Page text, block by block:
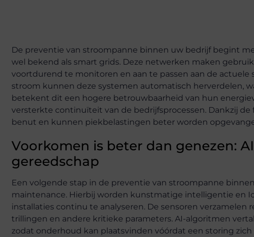
De preventie van stroompanne binnen uw bedrijf begint
wel bekend als smart grids. Deze netwerken maken
voortdurend te monitoren en aan te passen aan de
stroom kunnen deze systemen automatisch herverdelen,
betekent dit een hogere betrouwbaarheid van hun
versterkte continuïteit van de bedrijfsprocessen. Dankzij
benut en kunnen piekbelastingen beter worden
Voorkomen is beter dan genezen:
gereedschap
Een volgende stap in de preventie van stroompanne
maintenance. Hierbij worden kunstmatige intelligentie en
installaties continu te analyseren. De sensoren
trillingen en andere kritieke parameters. AI-algoritmen
zodat onderhoud kan plaatsvinden vóórdat een storing